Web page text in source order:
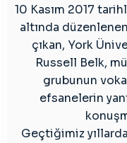
10 Kasım 2017
altında
çıkan, York
Russell Belk,
grubunun
efsanelerin
Geçtiğimiz